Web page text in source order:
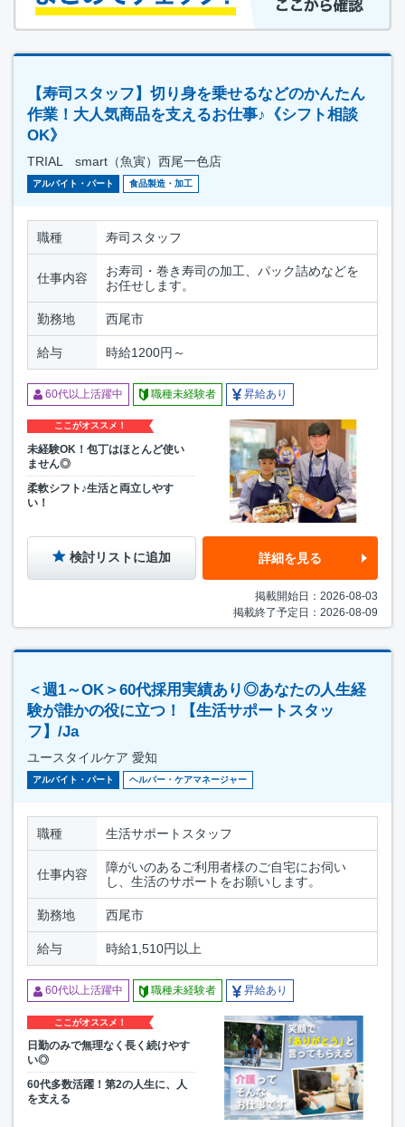
【寿司スタッフ】切り身を乗せるなどのかんたん
作業！大人気商品を支えるお仕事♪《シフト相談
OK》
TRIAL smart（魚寅）西尾一色店
アルバイト・パート 食品製造・加工
職種 寿司スタッフ
仕事内容
お寿司・巻き寿司の加工、パック詰めなどを
お任せします。
勤務地 西尾市
給与 時給1200円～
60代以上活躍中 職種未経験者 昇給あり
ここがオススメ！
未経験OK！包丁はほとんど使い
ません◎
柔軟シフト♪生活と両立しやす
い！
検討リストに追加 詳細を見る
掲載開始日：2026-08-03
掲載終了予定日：2026-08-09
＜週1～OK＞60代採用実績あり◎あなたの人生経
験が誰かの役に立つ！【生活サポートスタッ
フ】/Ja
ユースタイルケア 愛知
アルバイト・パート ヘルパー・ケアマネージャー
職種 生活サポートスタッフ
仕事内容
障がいのあるご利用者様のご自宅にお伺い
し、生活のサポートをお願いします。
勤務地 西尾市
給与 時給1,510円以上
60代以上活躍中 職種未経験者 昇給あり
ここがオススメ！
日勤のみで無理なく長く続けやす
い◎
60代多数活躍！第2の人生に、人
を支える